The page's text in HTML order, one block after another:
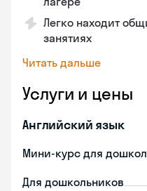
Легко находит
занятиях
Читать дальше
Услуги и цены
Английский язык
Мини-курс для
Для дошкольников